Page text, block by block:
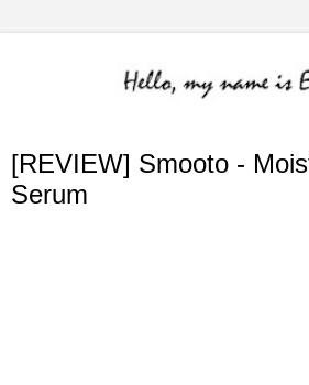
[REVIEW] Smooto -
Serum